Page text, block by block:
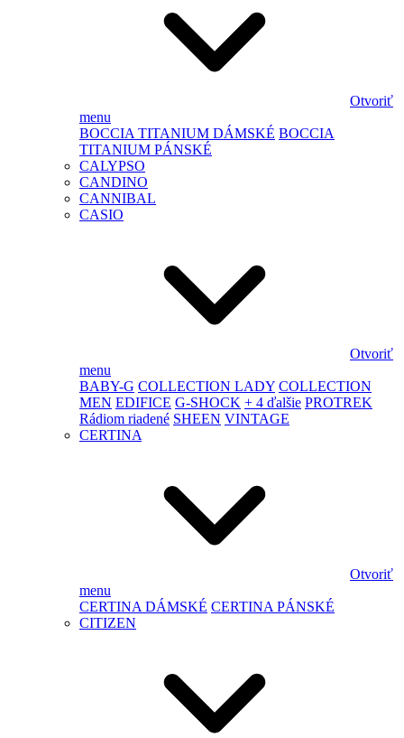
Otvoriť
menu
BOCCIA TITANIUM DÁMSKÉ BOCCIA
TITANIUM PÁNSKÉ
CALYPSO
CANDINO
CANNIBAL
CASIO
Otvoriť
menu
BABY-G COLLECTION LADY COLLECTION
MEN EDIFICE G-SHOCK + 4 ďalšie PROTREK
Rádiom riadené SHEEN VINTAGE
CERTINA
Otvoriť
menu
CERTINA DÁMSKÉ CERTINA PÁNSKÉ
CITIZEN